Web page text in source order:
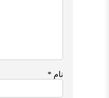
نام *